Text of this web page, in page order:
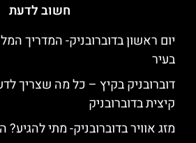
חשוב לדעת
יום ראשון בדוברובניק- המדריך
בעיר
דוברובניק בקיץ – כל מה שצריך
קיצית בדוברובניק
מזג אוויר בדוברובניק- מתי